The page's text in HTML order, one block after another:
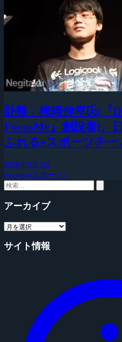
訃報：梅崎伸幸氏(『
FocusMe』創設者)、
ふれるeスポーツチー
2026年8月3日
esports(eスポーツ)
アーカイブ
サイト情報